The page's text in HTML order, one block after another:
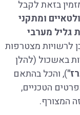
בזאת לקבל
ומתקני
גליל מערבי
לרשויות מצטרפות
באשכול (להלן
), והכל בהתאם
הטכניים,
המצורף.